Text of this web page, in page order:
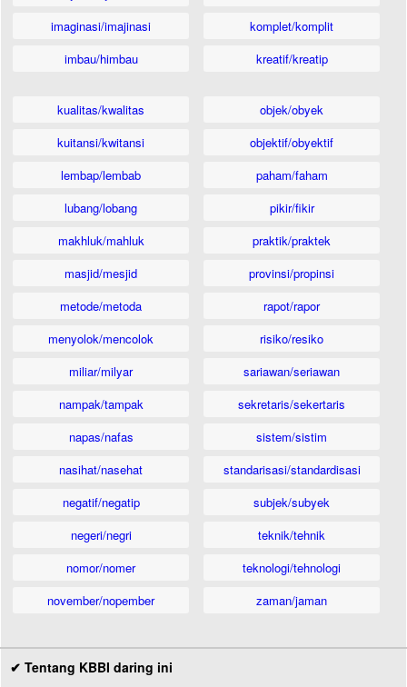
imaginasi/imajinasi
imbau/himbau
komplet/komplit
kreatif/kreatip
kualitas/kwalitas
kuitansi/kwitansi
lembap/lembab
lubang/lobang
makhluk/mahluk
masjid/mesjid
metode/metoda
menyolok/mencolok
miliar/milyar
nampak/tampak
napas/nafas
nasihat/nasehat
negatif/negatip
negeri/negri
nomor/nomer
november/nopember
objek/obyek
objektif/obyektif
paham/faham
pikir/fikir
praktik/praktek
provinsi/propinsi
rapot/rapor
risiko/resiko
sariawan/seriawan
sekretaris/sekertaris
sistem/sistim
standarisasi/standardisasi
subjek/subyek
teknik/tehnik
teknologi/tehnologi
zaman/jaman
✔ Tentang KBBI daring ini